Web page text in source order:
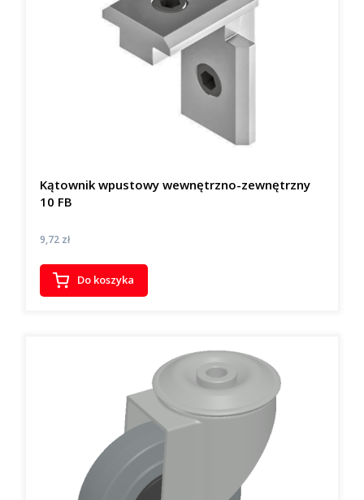
Kątownik wpustowy wewnętrzno-zewnętrzny
10 FB
Cena
9,72 zł
Do koszyka